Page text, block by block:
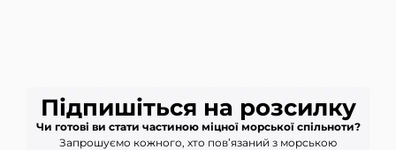
Підпишіться на розсилку
Чи готові ви стати частиною міцної морської спільноти?
Запрошуємо кожного, хто пов’язаний з морською